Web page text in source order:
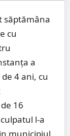
săptămâna
cu
a
4 ani, cu
16
l-a
municipiul